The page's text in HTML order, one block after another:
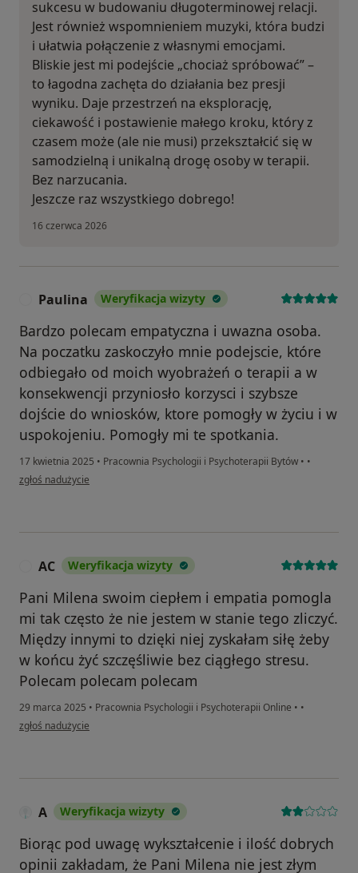
sukcesu w budowaniu długoterminowej relacji.
Jest również wspomnieniem muzyki, która budzi
i ułatwia połączenie z własnymi emocjami.
Bliskie jest mi podejście „chociaż spróbować” –
to łagodna zachęta do działania bez presji
wyniku. Daje przestrzeń na eksplorację,
ciekawość i postawienie małego kroku, który z
czasem może (ale nie musi) przekształcić się w
samodzielną i unikalną drogę osoby w terapii.
Bez narzucania.
Jeszcze raz wszystkiego dobrego!
16 czerwca 2026
Paulina Weryfikacja wizyty
Bardzo polecam empatyczna i uwazna osoba.
Na poczatku zaskoczyło mnie podejscie, które
odbiegało od moich wyobrażeń o terapii a w
konsekwencji przyniosło korzysci i szybsze
dojście do wniosków, ktore pomogły w życiu i w
uspokojeniu. Pomogły mi te spotkania.
17 kwietnia 2025 • Pracownia Psychologii i Psychoterapii Bytów • •
w opinii użytkownika Paulina
zgłoś nadużycie
AC Weryfikacja wizyty
Pani Milena swoim ciepłem i empatia pomogla
mi tak często że nie jestem w stanie tego zliczyć.
Między innymi to dzięki niej zyskałam siłę żeby
w końcu żyć szczęśliwie bez ciągłego stresu.
Polecam polecam polecam
29 marca 2025 • Pracownia Psychologii i Psychoterapii Online • •
w opinii użytkownika AC
zgłoś nadużycie
A Weryfikacja wizyty
Biorąc pod uwagę wykształcenie i ilość dobrych
opinii zakładam, że Pani Milena nie jest złym